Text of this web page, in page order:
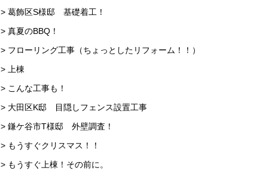
> 葛飾区S様邸 基礎着工！
> 真夏のBBQ！
> フローリング工事（ちょっとしたリフォーム！！）
> 上棟
> こんな工事も！
> 大田区K邸 目隠しフェンス設置工事
> 鎌ケ谷市T様邸 外壁調査！
> もうすぐクリスマス！！
> もうすぐ上棟！その前に。